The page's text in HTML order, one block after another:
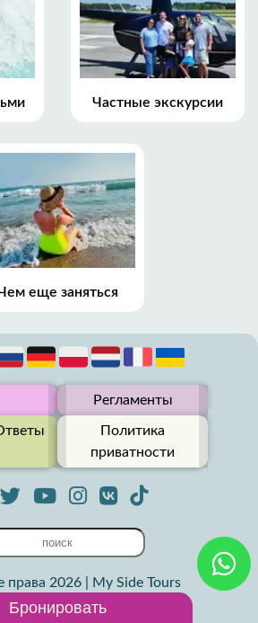
Бронировать
Частные экскурсии
еще заняться
Регламенты
Политика
приватности
права 2026 | My Side Tours